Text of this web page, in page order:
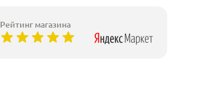
Рейтинг магазина